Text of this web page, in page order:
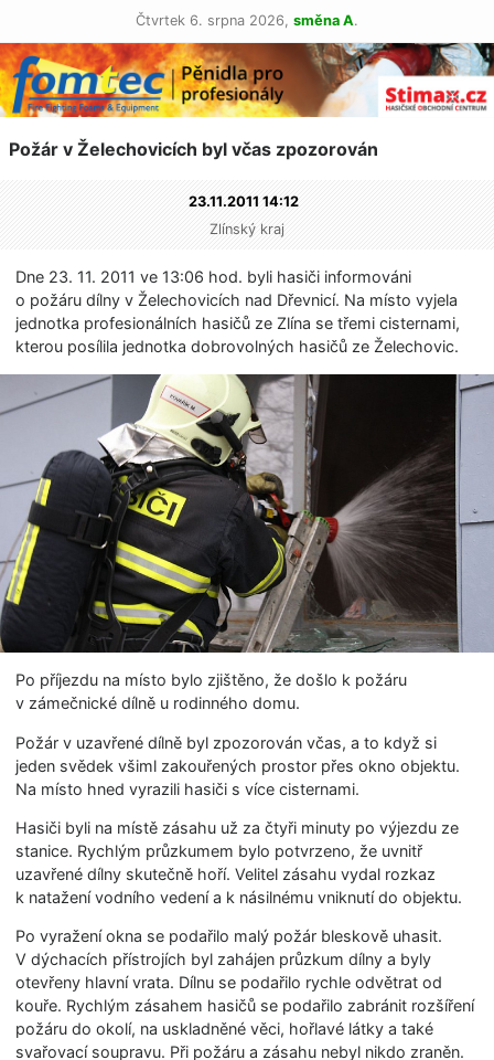
Čtvrtek 6. srpna 2026, směna A.
Požár v Želechovicích byl včas zpozorován
23.11.2011 14:12
Zlínský kraj
Dne 23. 11. 2011 ve 13:06 hod. byli hasiči informováni
o požáru dílny v Želechovicích nad Dřevnicí. Na místo vyjela
jednotka profesionálních hasičů ze Zlína se třemi cisternami,
kterou posílila jednotka dobrovolných hasičů ze Želechovic.
Po příjezdu na místo bylo zjištěno, že došlo k požáru
v zámečnické dílně u rodinného domu.
Požár v uzavřené dílně byl zpozorován včas, a to když si
jeden svědek všiml zakouřených prostor přes okno objektu.
Na místo hned vyrazili hasiči s více cisternami.
Hasiči byli na místě zásahu už za čtyři minuty po výjezdu ze
stanice. Rychlým průzkumem bylo potvrzeno, že uvnitř
uzavřené dílny skutečně hoří. Velitel zásahu vydal rozkaz
k natažení vodního vedení a k násilnému vniknutí do objektu.
Po vyražení okna se podařilo malý požár bleskově uhasit.
V dýchacích přístrojích byl zahájen průzkum dílny a byly
otevřeny hlavní vrata. Dílnu se podařilo rychle odvětrat od
kouře. Rychlým zásahem hasičů se podařilo zabránit rozšíření
požáru do okolí, na uskladněné věci, hořlavé látky a také
svařovací soupravu. Při požáru a zásahu nebyl nikdo zraněn.